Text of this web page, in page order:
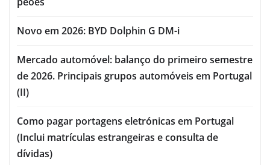
Novo em 2026: BYD Dolphin G DM-i
Mercado automóvel: balanço do primeiro semestre
de 2026. Principais grupos automóveis em Portugal
(II)
Como pagar portagens eletrónicas em Portugal
(Inclui matrículas estrangeiras e consulta de
dívidas)